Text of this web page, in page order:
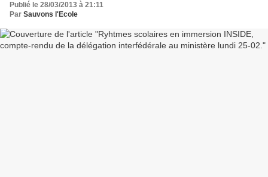
Publié le 28/03/2013 à 21:11
Par Sauvons l'Ecole